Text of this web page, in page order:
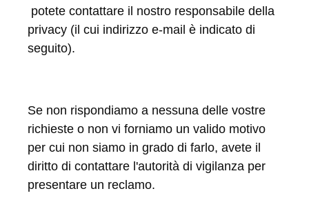
potete contattare il nostro responsabile della
privacy (il cui indirizzo e-mail è indicato di
seguito).
Se non rispondiamo a nessuna delle vostre
richieste o non vi forniamo un valido motivo
per cui non siamo in grado di farlo, avete il
diritto di contattare l'autorità di vigilanza per
presentare un reclamo.